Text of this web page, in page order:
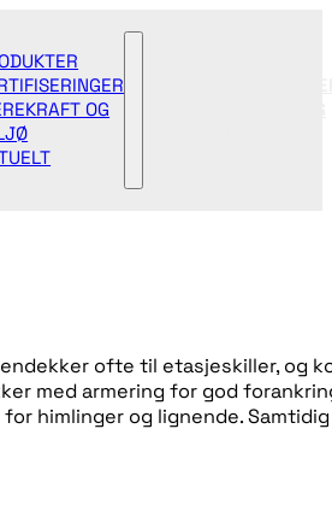
OG
ofte til etasjeskiller, og
med armering for god
himlinger og lignende.